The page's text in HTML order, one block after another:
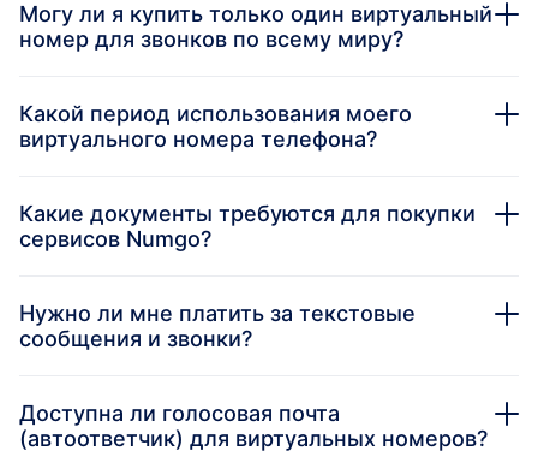
Могу ли я купить только один виртуальный
номер для звонков по всему миру?
Какой период использования моего
виртуального номера телефона?
Какие документы требуются для покупки
сервисов Numgo?
Нужно ли мне платить за текстовые
сообщения и звонки?
Доступна ли голосовая почта
(автоответчик) для виртуальных номеров?